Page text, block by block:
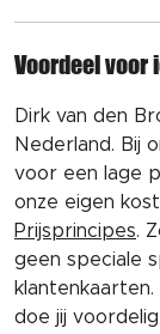
Voordeel voor
Dirk van den
Nederland. Bij
voor een lage
onze eigen
Prijsprincipes.
geen speciale
doe jij